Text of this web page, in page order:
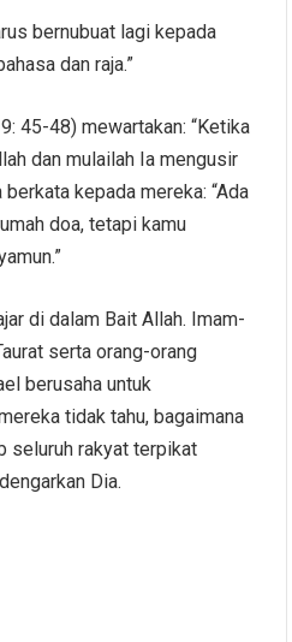
bernubuat lagi kepada
dan raja.”
45-48) mewartakan: “Ketika
dan mulailah Ia mengusir
kepada mereka: “Ada
doa, tetapi kamu
di dalam Bait Allah. Imam-
serta orang-orang
berusaha untuk
tidak tahu, bagaimana
seluruh rakyat terpikat
Dia.